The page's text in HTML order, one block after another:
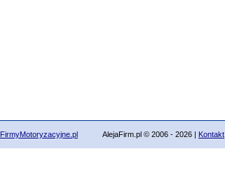
FirmyMotoryzacyjne.pl AlejaFirm.pl © 2006 - 2026 | Kontakt